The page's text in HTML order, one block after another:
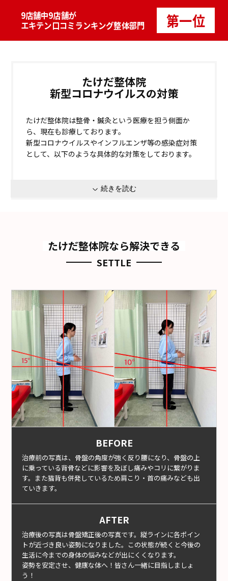
9店舗中9店舗が
エキテン口コミランキング整体部門
第一位
たけだ整体院
新型コロナウイルスの対策
たけだ整体院は整骨・鍼灸という医療を担う側面か
ら、現在も診療しております。
新型コロナウイルスやインフルエンザ等の感染症対策
として、以下のような具体的な対策をしております。
たけだ整体院なら解決できる
SETTLE
BEFORE
治療前の写真は、骨盤の角度が強く反り腰になり、骨盤の上
に乗っている背骨などに影響を及ぼし痛みやコリに繋がりま
す。また猫背も併発しているため肩こり・首の痛みなども出
ていきます。
AFTER
治療後の写真は骨盤矯正後の写真です。縦ラインに各ポイン
トが近づき良い姿勢になりました。この状態が続くと今後の
生活に今までの身体の悩みなどが出にくくなります。
姿勢を安定させ、健康な体へ！皆さん一緒に目指しましょ
う！